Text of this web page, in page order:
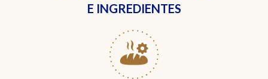
E INGREDIENTES